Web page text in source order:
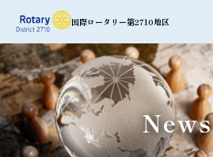
国際ロータリー第2710地区
News